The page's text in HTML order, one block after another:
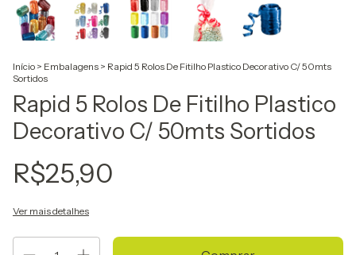
Início > Embalagens > Rapid 5 Rolos De Fitilho Plastico Decorativo C/ 50mts
Sortidos
Rapid 5 Rolos De Fitilho Plastico
Decorativo C/ 50mts Sortidos
R$25,90
Ver mais detalhes